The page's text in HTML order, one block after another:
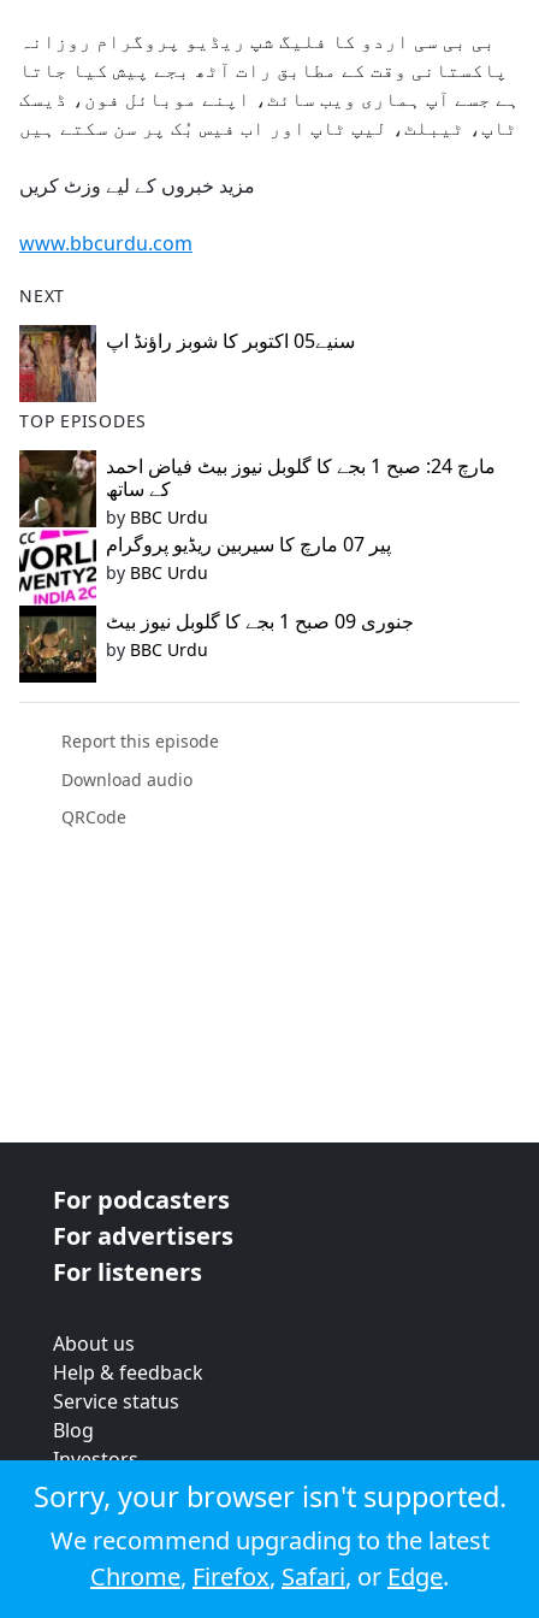
b
o
o
k
بی بی سی اردو کا فلیگ شپ ریڈیو پروگرام روزانہ
پاکستانی وقت کے مطابق رات آٹھ بجے پیش کیا جاتا
ہے جسے آپ ہماری ویب سائٹ، اپنے موبائل فون، ڈیسک
ٹاپ، ٹیبلٹ، لیپ ٹاپ اور اب فیس بُک پر سن سکتے ہیں
www.bbcurdu.com
NEXT
سنیے05 اکتوبر کا شوبز راؤنڈ اپ
TOP EPISODES
مارچ 24: صبح 1 بجے کا گلوبل نیوز بیٹ فیاض احمد
کے ساتھ
by BBC Urdu
پیر 07 مارچ کا سیربین ریڈیو پروگرام
by BBC Urdu
جنوری 09 صبح 1 بجے کا گلوبل نیوز بیٹ
by BBC Urdu
Report this episode
Download audio
QRCode
For podcasters
For advertisers
For listeners
About us
Help & feedback
Service status
Blog
Investors
Strategic review
Terms & conditions
Privacy policy
Cookie policy
Sorry, your browser isn't supported.
We recommend upgrading to the latest
Chrome, Firefox, Safari, or Edge.